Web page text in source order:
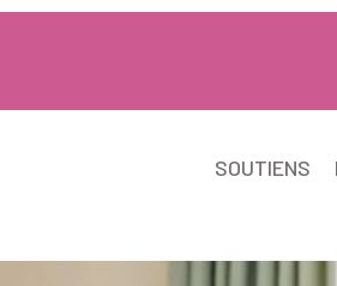
SOUTIENS